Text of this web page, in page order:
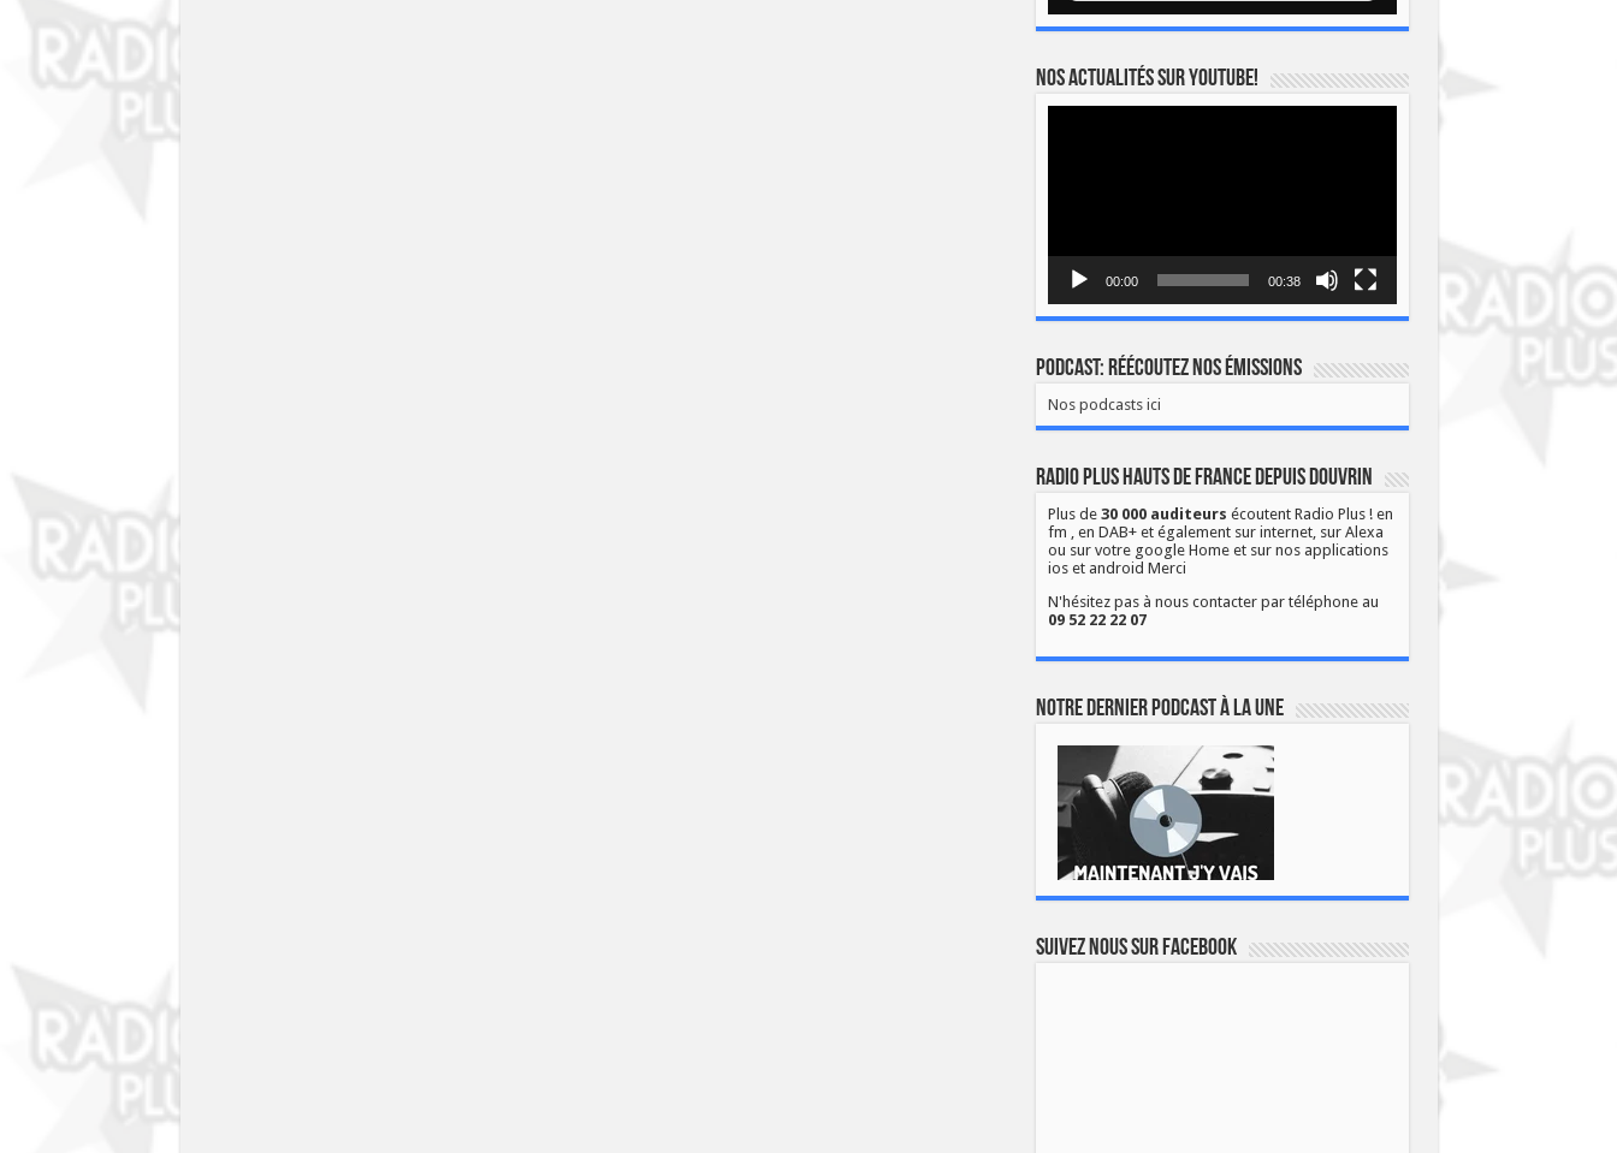
Nos actualités sur YOUTUBE!
00:00 00:38
Podcast: Réécoutez nos émissions
Nos podcasts ici
Radio Plus Hauts de France depuis Douvrin
Plus de 30 000 auditeurs écoutent Radio Plus ! en
fm , en DAB+ et également sur internet, sur Alexa
ou sur votre google Home et sur nos applications
ios et android Merci
N'hésitez pas à nous contacter par téléphone au
09 52 22 22 07
Notre dernier podcast à la une
Suivez nous sur Facebook